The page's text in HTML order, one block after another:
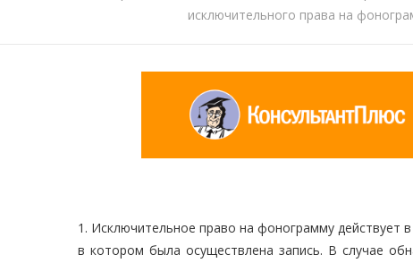
исключительного права на
1. Исключительное право на фонограмму действует
в котором была осуществлена запись. В случае